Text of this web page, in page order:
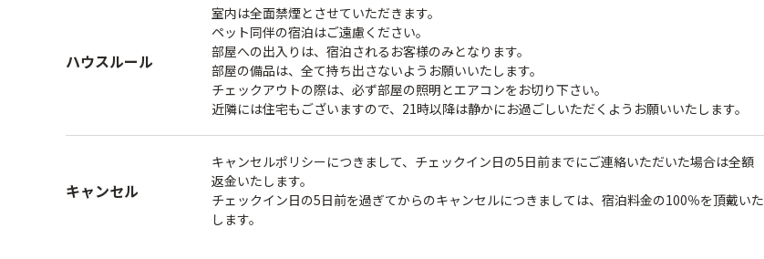
ハウスルール
室内は全面禁煙とさせていただきます。
ペット同伴の宿泊はご遠慮ください。
部屋への出入りは、宿泊されるお客様のみとなります。
部屋の備品は、全て持ち出さないようお願いいたします。
チェックアウトの際は、必ず部屋の照明とエアコンをお切り下さい。
近隣には住宅もございますので、21時以降は静かにお過ごしいただくようお願いいたします。
キャンセル
キャンセルポリシーにつきまして、チェックイン日の5日前までにご連絡いただいた場合は全額
返金いたします。
チェックイン日の5日前を過ぎてからのキャンセルにつきましては、宿泊料金の100％を頂戴いた
します。